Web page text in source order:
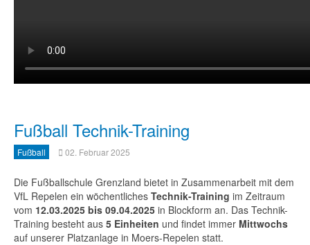
Fußball Technik-Training
Fußball 02. Februar 2025
Die Fußballschule Grenzland bietet in Zusammenarbeit mit dem
VfL Repelen ein wöchentliches Technik-Training im Zeitraum
vom 12.03.2025 bis 09.04.2025 in Blockform an. Das Technik-
Training besteht aus 5 Einheiten und findet immer Mittwochs
auf unserer Platzanlage in Moers-Repelen statt.